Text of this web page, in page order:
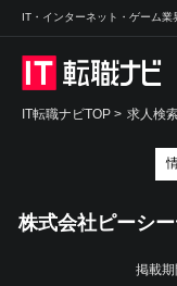
IT・インターネット・ゲーム業
IT転職ナビTOP > 求人検
株式会社ピーシ
掲載期